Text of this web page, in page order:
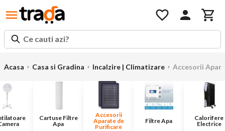
Ce cauti azi?
Acasa Casa si Gradina Incalzire | Climatizare Accesorii
Cartuse Filtre
Apa
Accesorii
Aparate de
Purificare
Filtre Apa
Calorifere
Electrice